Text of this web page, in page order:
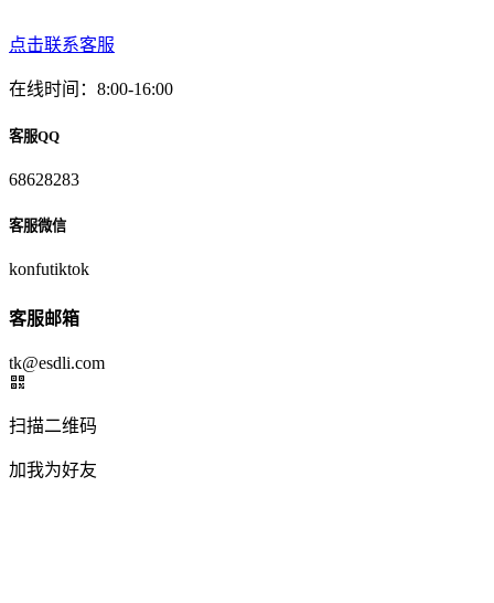
点击联系客服
在线时间：8:00-16:00
客服QQ
68628283
客服微信
konfutiktok
客服邮箱
tk@esdli.com
扫描二维码
加我为好友